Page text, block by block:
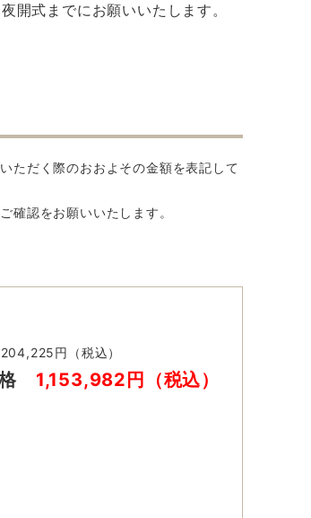
開式までにお願いいたします。
ただく際のおおよその金額を表記して
確認をお願いいたします。
円（税込）
格 1,153,982円（税込）